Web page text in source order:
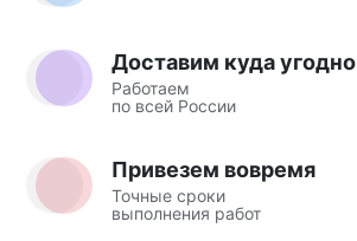
Доставим куда угодно
Работаем
по всей России
Привезем вовремя
Точные сроки
выполнения работ